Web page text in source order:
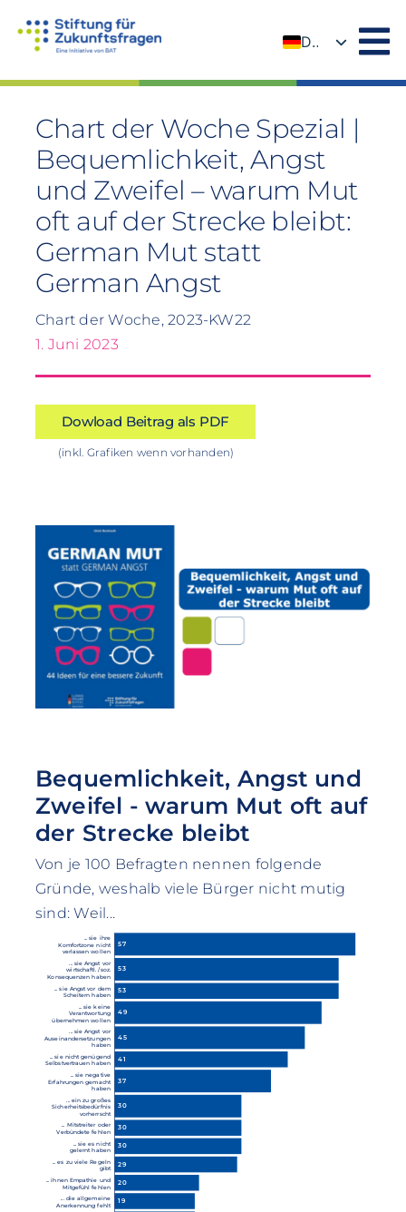
Inhalt
DE
Chart der Woche Spezial |
Bequemlichkeit, Angst
und Zweifel – warum Mut
oft auf der Strecke bleibt:
German Mut statt
German Angst
Chart der Woche, 2023-KW22
1. Juni 2023
Dowload Beitrag als PDF
(inkl. Grafiken wenn vorhanden)
Bequemlichkeit, Angst und
Zweifel - warum Mut oft auf
der Strecke bleibt
Von je 100 Befragten nennen folgende
Gründe, weshalb viele Bürger nicht mutig
sind: Weil...
... sie ihre
Komfortzone nicht
verlassen wollen
57
... sie Angst vor
wirtschaftl. /soz.
Konsequenzen haben
53
... sie Angst vor dem
Scheitern haben
53
... sie keine
Verantwortung
übernehmen wollen
49
... sie Angst vor
Auseinandersetzungen
haben
45
... sie nicht genügend
Selbstvertrauen haben
41
... sie negative
Erfahrungen gemacht
haben
37
... ein zu großes
Sicherheitsbedürfnis
vorherrscht
30
... Mitstreiter oder
Verbündete fehlen
30
... sie es nicht
gelernt haben
30
... es zu viele Regeln
gibt
29
... ihnen Empathie und
Mitgefühl fehlen
20
... die allgemeine
Anerkennung fehlt
19